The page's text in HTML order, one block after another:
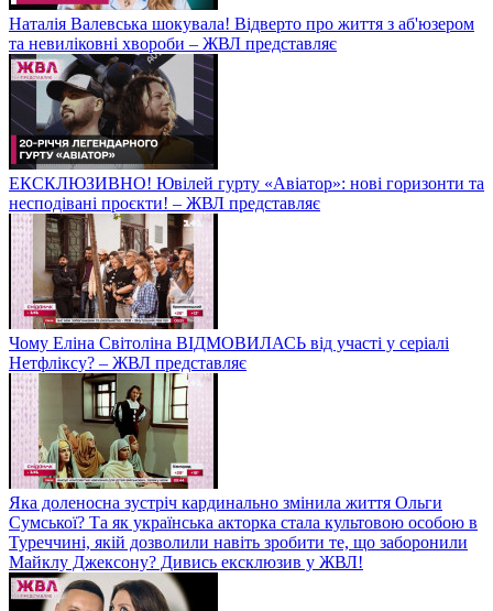
Наталія Валевська шокувала! Відверто про життя з аб'юзером
та невиліковні хвороби – ЖВЛ представляє
ЕКСКЛЮЗИВНО! Ювілей гурту «Авіатор»: нові горизонти та
несподівані проєкти! – ЖВЛ представляє
Чому Еліна Світоліна ВІДМОВИЛАСЬ від участі у серіалі
Нетфліксу? – ЖВЛ представляє
Яка доленосна зустріч кардинально змінила життя Ольги
Сумської? Та як українська акторка стала культовою особою в
Туреччині, якій дозволили навіть зробити те, що заборонили
Майклу Джексону? Дивись ексклюзив у ЖВЛ!